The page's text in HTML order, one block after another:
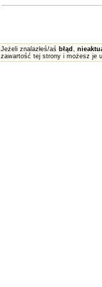
Jeżeli znalazłeś/aś błąd ,
zawartość tej strony i możesz je